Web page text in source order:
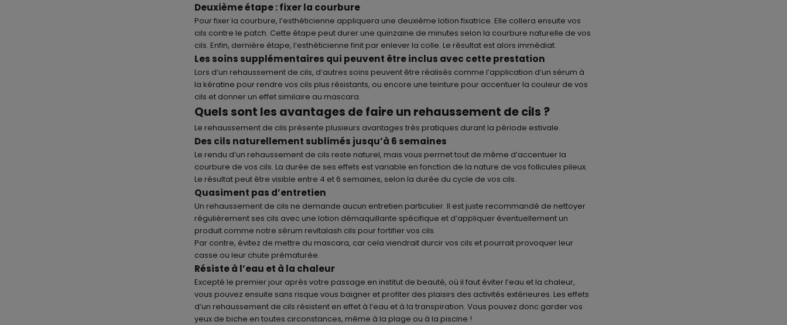
Deuxième étape : fixer la courbure
Pour fixer la courbure, l’esthéticienne appliquera une deuxième lotion fixatrice. Elle collera ensuite vos
cils contre le patch. Cette étape peut durer une quinzaine de minutes selon la courbure naturelle de vos
cils. Enfin, dernière étape, l’esthéticienne finit par enlever la colle. Le résultat est alors immédiat.
Les soins supplémentaires qui peuvent être inclus avec cette prestation
Lors d’un rehaussement de cils, d’autres soins peuvent être réalisés comme l’application d’un sérum à
la kératine pour rendre vos cils plus résistants, ou encore une teinture pour accentuer la couleur de vos
cils et donner un effet similaire au mascara.
Quels sont les avantages de faire un rehaussement de cils ?
Le rehaussement de cils présente plusieurs avantages très pratiques durant la période estivale.
Des cils naturellement sublimés jusqu’à 6 semaines
Le rendu d’un rehaussement de cils reste naturel, mais vous permet tout de même d’accentuer la
courbure de vos cils. La durée de ses effets est variable en fonction de la nature de vos follicules pileux.
Le résultat peut être visible entre 4 et 6 semaines, selon la durée du cycle de vos cils.
Quasiment pas d’entretien
Un rehaussement de cils ne demande aucun entretien particulier. Il est juste recommandé de nettoyer
régulièrement ses cils avec une lotion démaquillante spécifique et d’appliquer éventuellement un
produit comme notre sérum revitalash cils pour fortifier vos cils.
Par contre, évitez de mettre du mascara, car cela viendrait durcir vos cils et pourrait provoquer leur
casse ou leur chute prématurée.
Résiste à l’eau et à la chaleur
Excepté le premier jour après votre passage en institut de beauté, où il faut éviter l’eau et la chaleur,
vous pouvez ensuite sans risque vous baigner et profiter des plaisirs des activités extérieures. Les effets
d’un rehaussement de cils résistent en effet à l’eau et à la transpiration. Vous pouvez donc garder vos
yeux de biche en toutes circonstances, même à la plage ou à la piscine !